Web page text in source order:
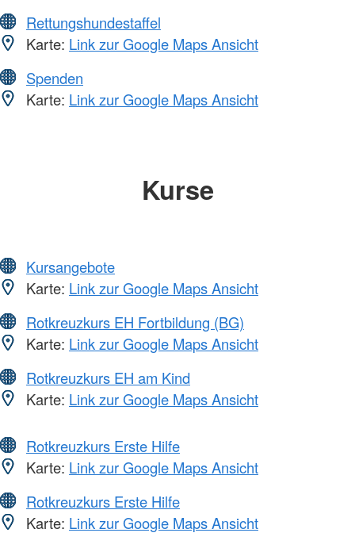
Rettungshundestaffel
Karte: Link zur Google Maps Ansicht
Spenden
Karte: Link zur Google Maps Ansicht
Kurse
Kursangebote
Karte: Link zur Google Maps Ansicht
Rotkreuzkurs EH Fortbildung (BG)
Karte: Link zur Google Maps Ansicht
Rotkreuzkurs EH am Kind
Karte: Link zur Google Maps Ansicht
Rotkreuzkurs Erste Hilfe
Karte: Link zur Google Maps Ansicht
Rotkreuzkurs Erste Hilfe
Karte: Link zur Google Maps Ansicht